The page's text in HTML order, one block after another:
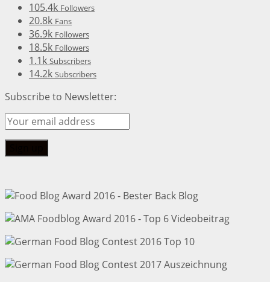
105.4k Followers
20.8k Fans
36.9k Followers
18.5k Followers
1.1k Subscribers
14.2k Subscribers
Subscribe to Newsletter: